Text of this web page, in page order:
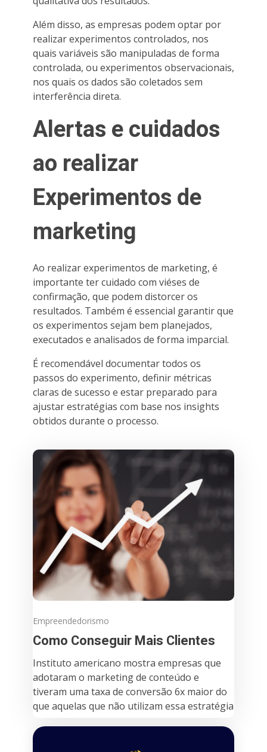
Além disso, as empresas podem optar por
realizar experimentos controlados, nos
quais variáveis são manipuladas de forma
controlada, ou experimentos observacionais,
nos quais os dados são coletados sem
interferência direta.
Alertas e cuidados
ao realizar
Experimentos de
marketing
Ao realizar experimentos de marketing, é
importante ter cuidado com viéses de
confirmação, que podem distorcer os
resultados. Também é essencial garantir que
os experimentos sejam bem planejados,
executados e analisados de forma imparcial.
É recomendável documentar todos os
passos do experimento, definir métricas
claras de sucesso e estar preparado para
ajustar estratégias com base nos insights
obtidos durante o processo.
Empreendedorismo
Como Conseguir Mais Clientes
Instituto americano mostra empresas que
adotaram o marketing de conteúdo e
tiveram uma taxa de conversão 6x maior do
que aquelas que não utilizam essa estratégia